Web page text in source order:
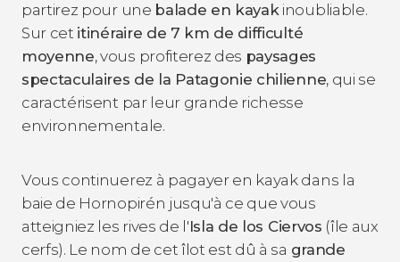
partirez pour une balade en kayakinoubliable.
Sur cet itinéraire de 7 km de difficulté
moyenne, vous profiterez des paysages
spectaculaires de la Patagonie chilienne, qui se
caractérisent par leur grande richesse
environnementale.
Vous continuerez à pagayer en kayak dans la
baie de Hornopirén jusqu'à ce que vous
atteigniez les rives de l'Isla de los Ciervos (île aux
cerfs). Le nom de cet îlot est dû à sa grande